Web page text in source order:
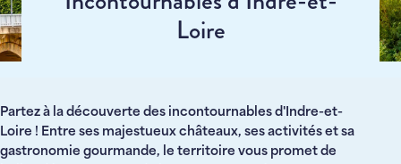
Loire
Partez à la découverte des incontournables d'Indre-et-
Loire ! Entre ses majestueux châteaux, ses activités et sa
gastronomie gourmande, le territoire vous promet de